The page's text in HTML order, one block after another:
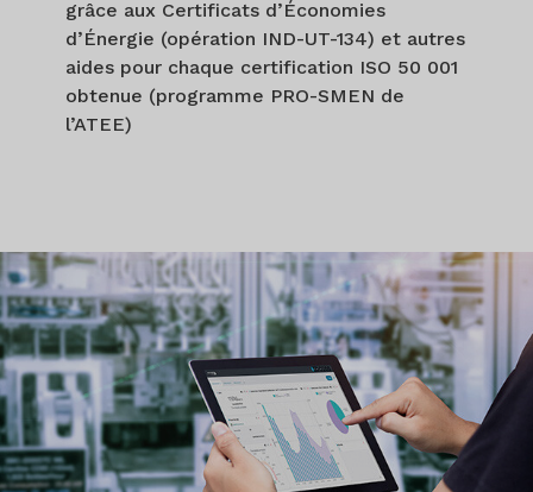
grâce aux Certificats d’Économies
d’Énergie (opération IND-UT-134) et autres
aides pour chaque certification ISO 50 001
obtenue (programme PRO-SMEN de
l’ATEE)